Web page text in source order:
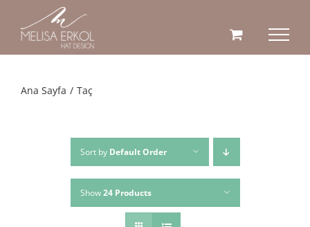
content
Ana Sayfa Taç
Sort by Default Order
Show24 Products